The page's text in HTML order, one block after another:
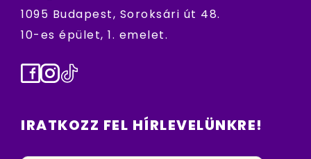
1095 Budapest, Soroksári út 48.
10-es épület, 1. emelet.
Facebook
Instagram
TikTok
IRATKOZZ FEL HÍRLEVELÜNKRE!